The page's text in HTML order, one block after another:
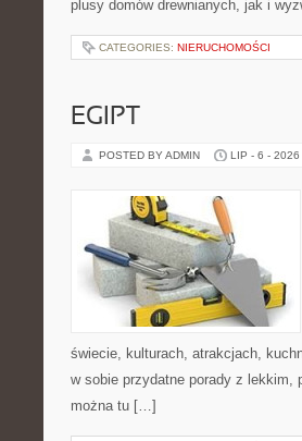
plusy domów drewnianych, jak i
CATEGORIES: NIERUCHOMOŚCI
EGIPT
POSTED BY ADMIN LIP - 6 - 2026
świecie, kulturach, atrakcjach,
w sobie przydatne porady z lekkim,
można tu […]